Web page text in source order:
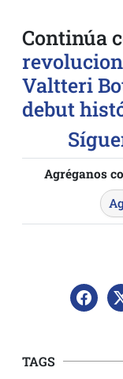
Continúa
Valtteri
debut
Agréganos
TAGS